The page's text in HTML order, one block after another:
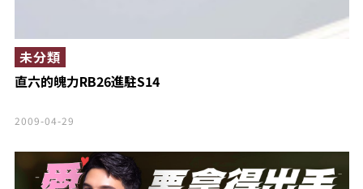
直六的魄力RB26進駐S14
未分類
2009-04-29